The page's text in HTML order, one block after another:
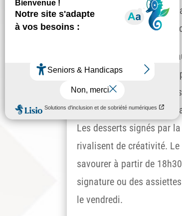
restaurant le Candela,
couchant qui caressent
Ici, chaque soir, du lundi
méditerranéenne inspirée
l’honneur les produits de
de soleil et les pâtes
Les desserts signés par
rivalisent de créativité. Le
savourer à partir de
signature ou des
le vendredi.